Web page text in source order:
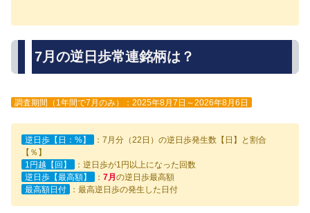
7月の逆日歩常連銘柄は？
調査期間（1年間で7月のみ）：2025年8月7日～2026年8月6日
逆日歩【日：%】
：7月分（22日）の逆日歩発生数【日】と割合
【％】
1円越【回】
：逆日歩が1円以上になった回数
逆日歩【最高額】
： 7月 の逆日歩最高額
最高額日付
：最高逆日歩の発生した日付